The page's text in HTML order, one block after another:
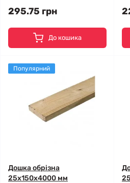
295.75 грн
До кошика
Популярний
Дошка обрізна
25x150x4000 мм